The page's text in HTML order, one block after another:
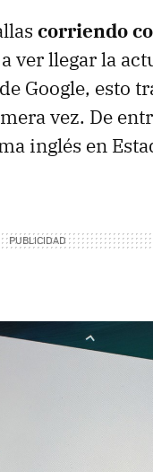
corriendo
ver llegar la
Google, esto
vez. De
inglés en